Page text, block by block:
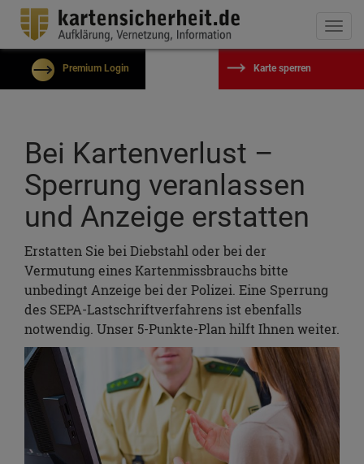
Premium Login
Passwort
Eingeloggt bleiben?
Kostenlos registrieren
Einloggen
Karte sperren
Bei Kartenverlust –
Sperrung veranlassen
und Anzeige erstatten
Erstatten Sie bei Diebstahl oder bei der
Vermutung eines Kartenmissbrauchs bitte
unbedingt Anzeige bei der Polizei. Eine Sperrung
des SEPA-Lastschriftverfahrens ist ebenfalls
notwendig. Unser 5-Punkte-Plan hilft Ihnen weiter.